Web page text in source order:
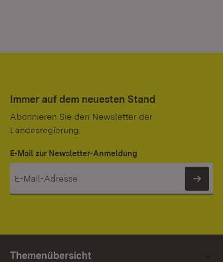
Immer auf dem neuesten Stand
Abonnieren Sie den Newsletter der
Landesregierung.
E-Mail zur Newsletter-Anmeldung
Themenübersicht